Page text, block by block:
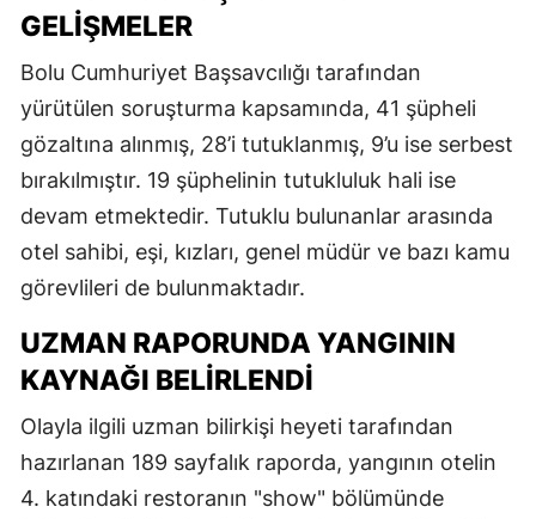
GELIŞMELER
Bolu Cumhuriyet Başsavcılığı tarafından
yürütülen soruşturma kapsamında, 41 şüpheli
gözaltına alınmış, 28’i tutuklanmış, 9’u ise serbest
bırakılmıştır. 19 şüphelinin tutukluluk hali ise
devam etmektedir. Tutuklu bulunanlar arasında
otel sahibi, eşi, kızları, genel müdür ve bazı kamu
görevlileri de bulunmaktadır.
UZMAN RAPORUNDA YANGININ
KAYNAĞI BELIRLENDI
Olayla ilgili uzman bilirkişi heyeti tarafından
hazırlanan 189 sayfalık raporda, yangının otelin
4. katındaki restoranın "show" bölümünde